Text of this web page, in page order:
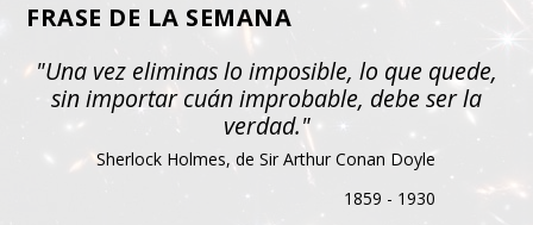
FRASE DE LA SEMANA
"Una vez eliminas lo imposible, lo que quede,
sin importar cuán improbable, debe ser la
verdad."
Sherlock Holmes, de Sir Arthur Conan Doyle
1859 - 1930